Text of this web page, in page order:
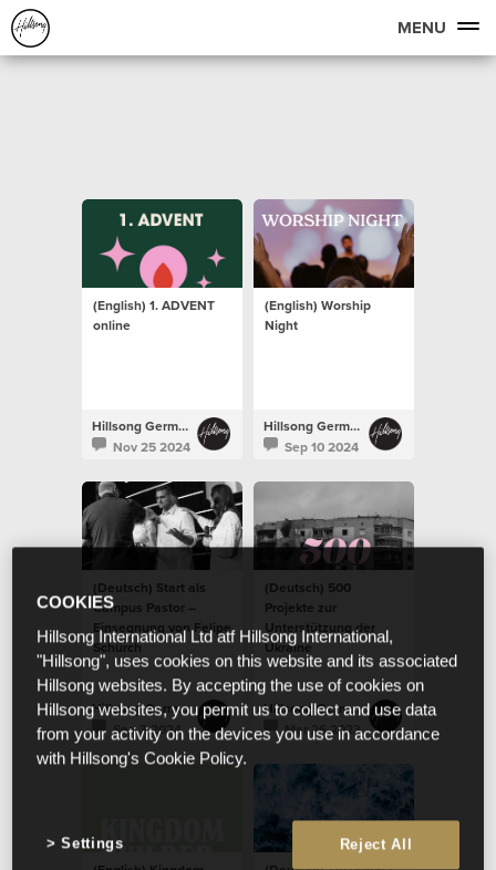
MENU
(English) 1. ADVENT
online
Hillsong Germany
Nov 25 2024
(English) Worship
Night
Hillsong Germany
Sep 10 2024
(Deutsch) Start als
Campus Pastor –
Einsegnung von Felipe
Schürch
Hillsong Germany
Sep 3 2024
(Deutsch) 500
Projekte zur
Unterstützung der
Ukraine
Hillsong Germany
Mar 26 2023
COOKIES
Hillsong International Ltd atf Hillsong International,
"Hillsong", uses cookies on this website and its associated
Hillsong websites. By accepting the use of cookies on
Hillsong websites, you permit us to collect and use data
from your activity on the devices you use in accordance
with Hillsong's Cookie Policy.
Reject All
Settings